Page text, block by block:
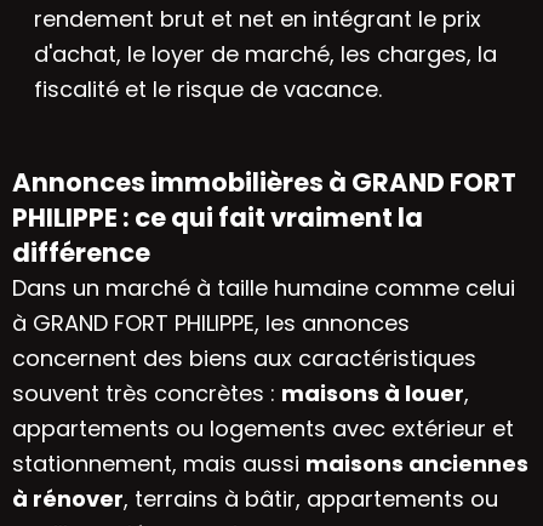
rendement brut et net en intégrant le prix
d'achat, le loyer de marché, les charges, la
fiscalité et le risque de vacance.
Annonces immobilières à GRAND FORT
PHILIPPE : ce qui fait vraiment la
différence
Dans un marché à taille humaine comme celui
à GRAND FORT PHILIPPE, les annonces
concernent des biens aux caractéristiques
souvent très concrètes : maisons à louer,
appartements ou logements avec extérieur et
stationnement, mais aussi maisons anciennes
à rénover, terrains à bâtir, appartements ou